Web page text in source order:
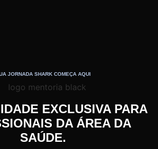
JORNADA SHARK COMEÇA AQUI
EXCLUSIVA PARA
DA ÁREA DA
SAÚDE.